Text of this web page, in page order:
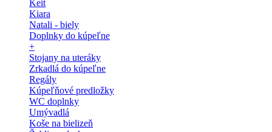
Keit
Kiara
Natali - biely
Doplnky do kúpeľne
+
Stojany na uteráky
Zrkadlá do kúpeľne
Regály
Kúpeľňové predložky
WC doplnky
Umývadlá
Koše na bielizeň